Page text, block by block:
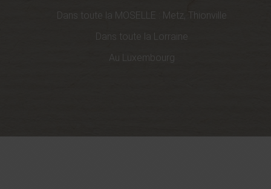
Dans toute la MOSELLE : Metz, Thionville
Dans toute la Lorraine
Au Luxembourg